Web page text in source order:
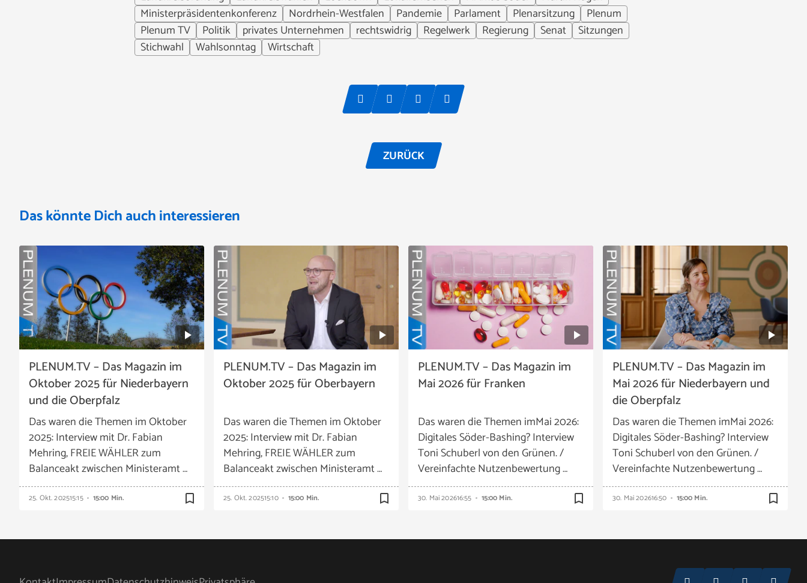
Ministerpräsidentenkonferenz
Nordrhein-Westfalen Pandemie Parlament Plenarsitzung
Plenum
Plenum TV
Politik privates Unternehmen rechtswidrig Regelwerk Regierung Senat
Sitzungen
Stichwahl
Wahlsonntag Wirtschaft
ZURÜCK
Das könnte Dich auch interessieren
PLENUM.TV – Das Magazin im
Oktober 2025 für Niederbayern
und die Oberpfalz
Das waren die Themen im Oktober
2025: Interview mit Dr. Fabian
Mehring, FREIE WÄHLER zum
Balanceakt zwischen Ministeramt …
25. Okt. 202515:15 15:00 Min. bookmark_border
PLENUM.TV – Das Magazin im
Oktober 2025 für Oberbayern
Das waren die Themen im Oktober
2025: Interview mit Dr. Fabian
Mehring, FREIE WÄHLER zum
Balanceakt zwischen Ministeramt …
25. Okt. 202515:10 15:00 Min. bookmark_border
PLENUM.TV – Das Magazin im
Mai 2026 für Franken
Das waren die Themen imMai 2026:
Digitales Söder-Bashing? Interview
Toni Schuberl von den Grünen. /
Vereinfachte Nutzenbewertung …
30. Mai 202616:55 15:00 Min. bookmark_border
PLENUM.TV – Das Magazin im
Mai 2026 für Niederbayern und
die Oberpfalz
Das waren die Themen imMai 2026:
Digitales Söder-Bashing? Interview
Toni Schuberl von den Grünen. /
Vereinfachte Nutzenbewertung …
30. Mai 202616:50 15:00 Min. bookmark_border